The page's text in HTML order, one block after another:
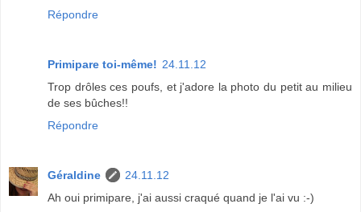
Répondre
Primipare toi-même! 24.11.12
Trop drôles ces poufs, et j'adore la photo du petit au milieu
de ses bûches!!
Répondre
Géraldine
24.11.12
Ah oui primipare, j'ai aussi craqué quand je l'ai vu :-)